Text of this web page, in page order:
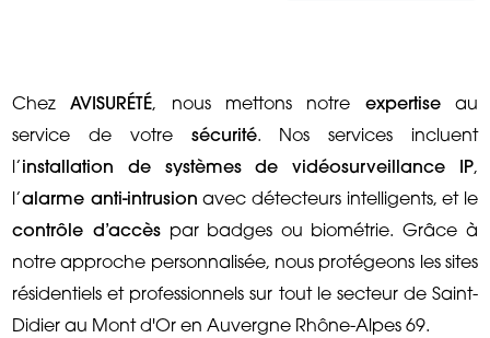
ChezAVISURÉTÉ, nous mettons notre expertiseau
service de votre sécurité. Nos services incluent
l’installation de systèmes de vidéosurveillance IP,
l’alarme anti-intrusion avec détecteurs intelligents, et le
contrôle d’accèspar badges ou biométrie. Grâce à
notre approche personnalisée, nous protégeons les sites
résidentiels et professionnels sur tout le secteur de Saint-
Didier au Mont d'Or en Auvergne Rhône-Alpes 69.